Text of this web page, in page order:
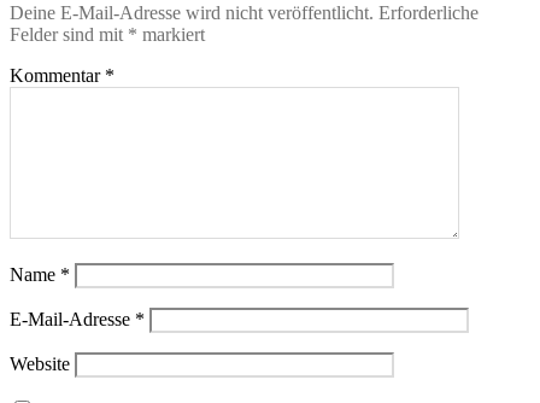
Deine E-Mail-Adresse wird nicht veröffentlicht. Erforderliche
Felder sind mit * markiert
Kommentar *
Name *
E-Mail-Adresse *
Website